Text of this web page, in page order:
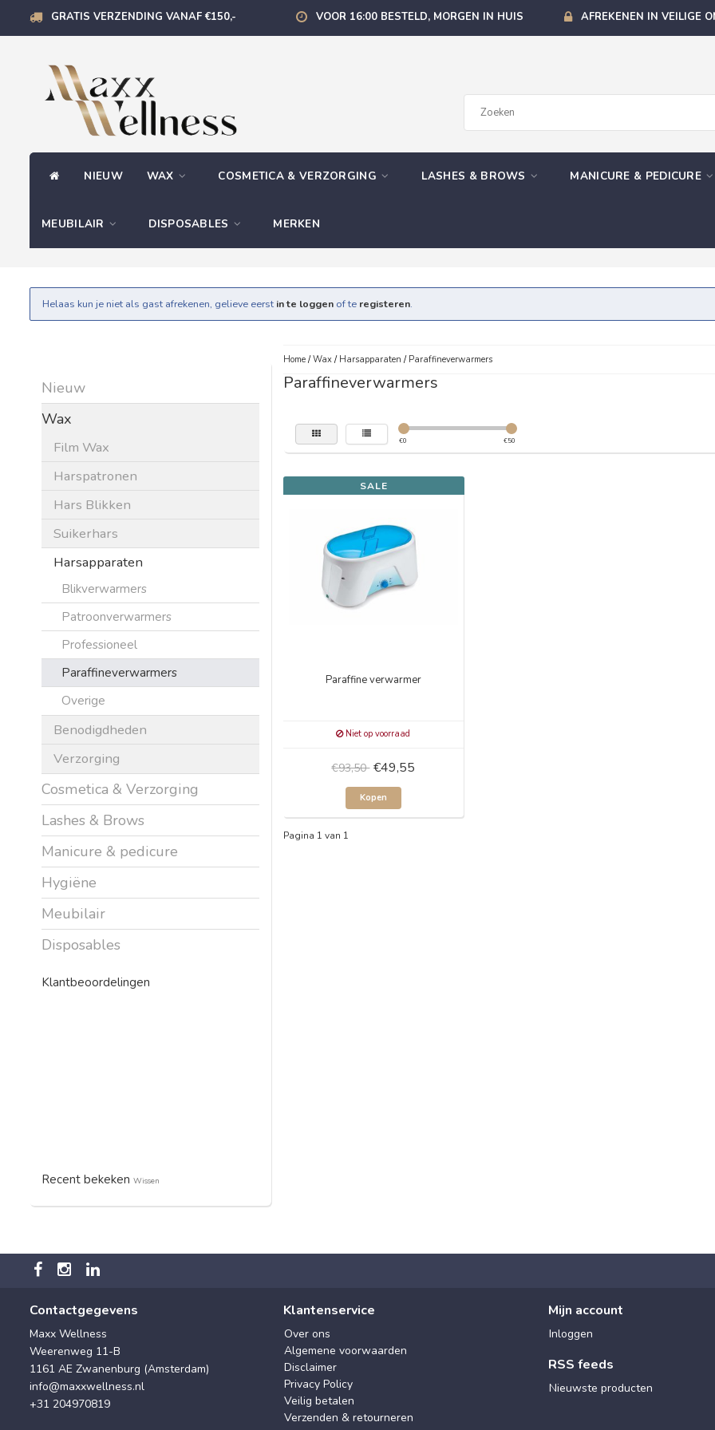
GRATIS VERZENDING VANAF €150,- VOOR 16:00 BESTELD, MORGEN IN HUIS AFREKENEN IN VEILIGE
NIEUW WAX COSMETICA & VERZORGING LASHES & BROWS MANICURE & PEDICURE
MEUBILAIR DISPOSABLES MERKEN
Helaas kun je niet als gast afrekenen, gelieve eerst in te loggen of te registeren.
Nieuw
Wax
Film Wax
Harspatronen
Hars Blikken
Suikerhars
Harsapparaten
Blikverwarmers
Patroonverwarmers
Professioneel
Paraffineverwarmers
Overige
Benodigdheden
Verzorging
Cosmetica & Verzorging
Lashes & Brows
Manicure & pedicure
Hygiëne
Meubilair
Disposables
Klantbeoordelingen
Recent bekeken Wissen
Home/Wax/ Harsapparaten / Paraffineverwarmers
Paraffineverwarmers
€0 €50
SALE
Paraffine verwarmer
Niet op voorraad
€93,50 €49,55
Kopen
Pagina 1 van 1
Contactgegevens
Maxx Wellness
Weerenweg 11-B
1161 AE Zwanenburg (Amsterdam)
info@maxxwellness.nl
+31 204970819
Klantenservice
Over ons
Algemene voorwaarden
Disclaimer
Privacy Policy
Veilig betalen
Verzenden & retourneren
Mijn account
Inloggen
RSS feeds
Nieuwste producten